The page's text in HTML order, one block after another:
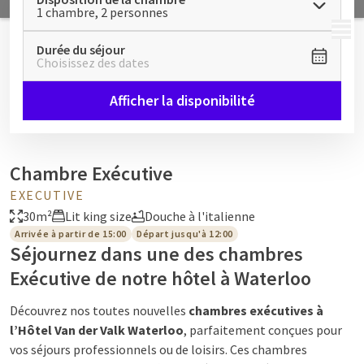
MENU
1 chambre, 2 personnes
Durée du séjour
Choisissez des dates
Afficher la disponibilité
Chambre Exécutive
EXECUTIVE
30m²
Lit king size Douche à l'italienne
Arrivée à partir de 15:00 Départ jusqu'à 12:00
Séjournez dans une des chambres
Exécutive de notre hôtel à Waterloo
Découvrez nos toutes nouvelles chambres exécutives à
l’Hôtel Van der Valk Waterloo, parfaitement conçues pour
vos séjours professionnels ou de loisirs. Ces chambres